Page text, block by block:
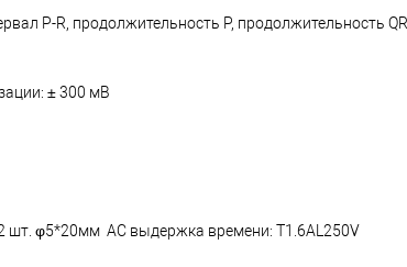
P-R, продолжительность P, продолжительность
± 300 мВ
шт. φ5*20мм AC выдержка времени: T1.6AL250V